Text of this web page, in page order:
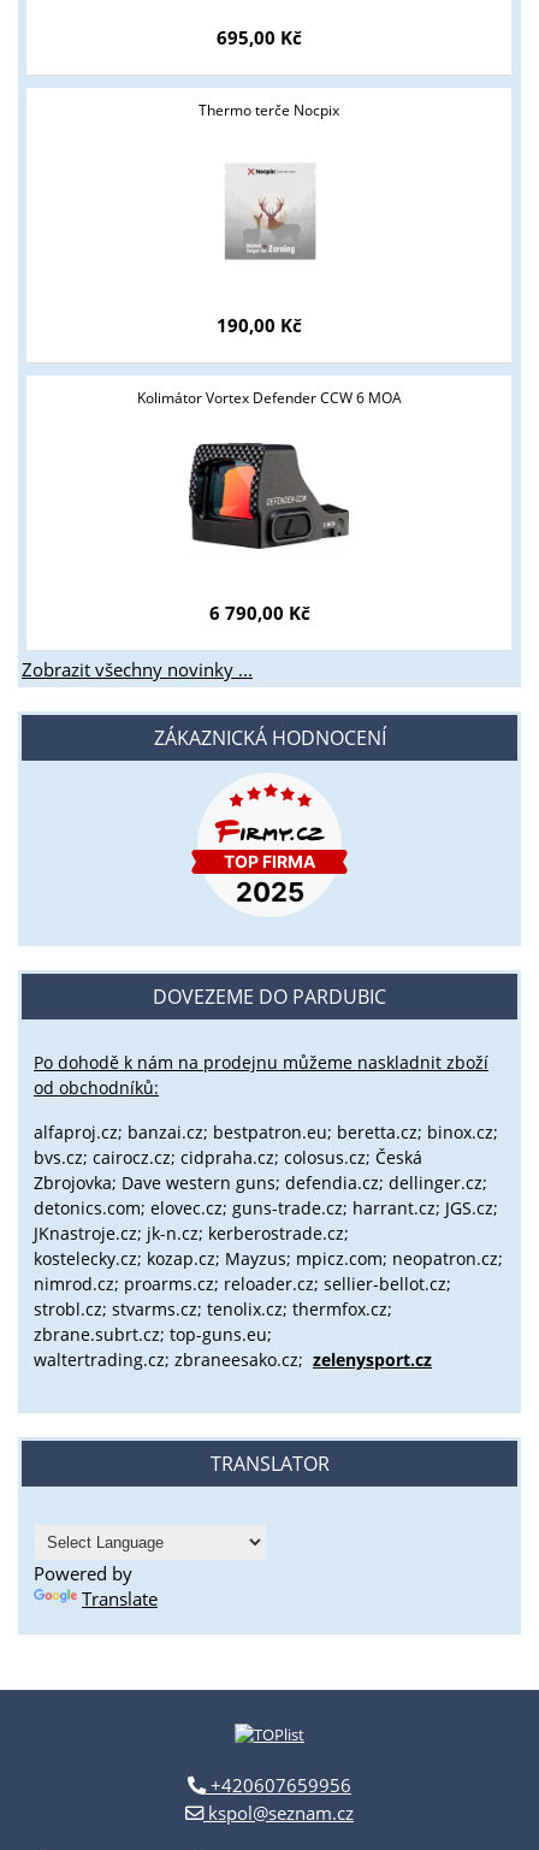
695,00 Kč
Thermo terče Nocpix
190,00 Kč
Kolimátor Vortex Defender CCW 6 MOA
6 790,00 Kč
Zobrazit všechny novinky ...
ZÁKAZNICKÁ HODNOCENÍ
DOVEZEME DO PARDUBIC
Po dohodě k nám na prodejnu můžeme naskladnit zboží
od obchodníků:
alfaproj.cz; banzai.cz; bestpatron.eu; beretta.cz; binox.cz;
bvs.cz; cairocz.cz; cidpraha.cz; colosus.cz; Česká
Zbrojovka; Dave western guns; defendia.cz; dellinger.cz;
detonics.com; elovec.cz; guns-trade.cz; harrant.cz; JGS.cz;
JKnastroje.cz; jk-n.cz; kerberostrade.cz;
kostelecky.cz; kozap.cz; Mayzus; mpicz.com; neopatron.cz;
nimrod.cz; proarms.cz; reloader.cz; sellier-bellot.cz;
strobl.cz; stvarms.cz; tenolix.cz; thermfox.cz;
zbrane.subrt.cz; top-guns.eu;
waltertrading.cz; zbraneesako.cz; zelenysport.cz
TRANSLATOR
Powered by
Translate
+420607659956
kspol@seznam.cz
podnikatelům v oblasti zbraně a střelivo. Splňujete tyto
podmínky?
ANO NE